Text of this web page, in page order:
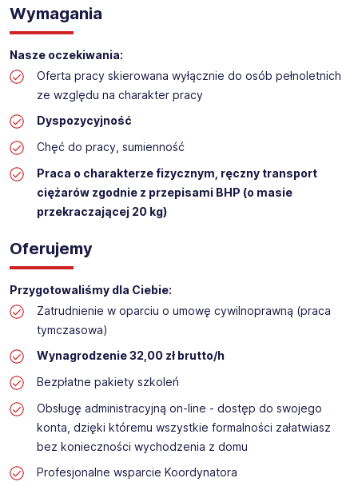
Praca na hali w sklepie budowlanym
Lokalizacja: GORZÓW WIELKOPOLSKI​
Wymagania
Nasze oczekiwania:
Oferta pracy skierowana wyłącznie do osób pełnoletnich
ze względu na charakter pracy
Dyspozycyjność
Chęć do pracy, sumienność
Praca o charakterze fizycznym, ręczny transport
ciężarów zgodnie z przepisami BHP (o masie
przekraczającej 20 kg)
Oferujemy
Przygotowaliśmy dla Ciebie:
Zatrudnienie w oparciu o umowę cywilnoprawną (praca
tymczasowa)
Wynagrodzenie 32,00 zł brutto/h
Bezpłatne pakiety szkoleń
Obsługę administracyjną on-line - dostęp do swojego
konta, dzięki któremu wszystkie formalności załatwiasz
bez konieczności wychodzenia z domu
Profesjonalne wsparcie Koordynatora